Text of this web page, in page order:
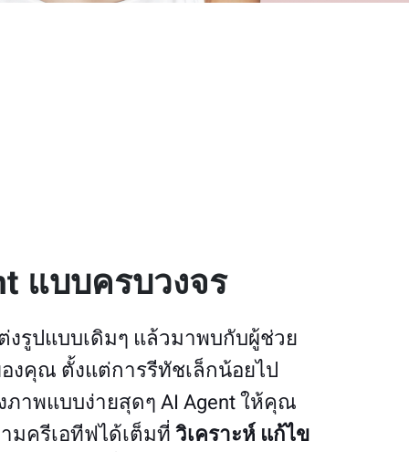
แบบครบวงจร
งรูปแบบเดิมๆ แล้วมาพบกับผู้ช่วย
งคุณ ตั้งแต่การรีทัชเล็กน้อยไป
ภาพแบบง่ายสุดๆ AI Agent ให้คุณ
มครีเอทีฟได้เต็มที่วิเคราะห์ แก้ไข